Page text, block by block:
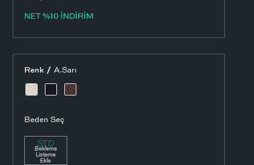
NET %10 İNDİRİM
Renk / A.Sarı
Beden Seç
STD
Bekleme
Listeme
Ekle